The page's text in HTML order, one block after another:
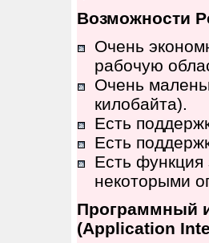
Возможности
Очень
рабочую
Очень
килобайта).
Есть
Есть
Есть
некоторыми
Программный
(Application